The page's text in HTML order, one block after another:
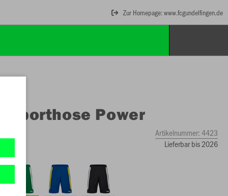
Zur Homepage: www.fcgundelfingen.de
Sporthose Power
Artikelnummer:4423
Lieferbar bis 2026